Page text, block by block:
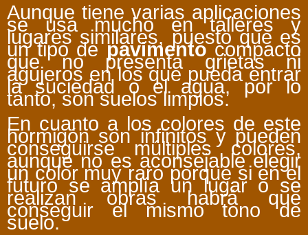
Aunque tiene varias aplicaciones
se usa mucho en talleres y
lugares similares, puesto que es
un tipo depavimentocompacto
que no presenta grietas ni
agujeros en los que pueda entrar
la suciedad o el agua, por lo
tanto, son suelos limpios.
En cuanto a los colores de este
hormigón son infinitos y pueden
conseguirse múltiples colores,
aunque no es aconsejable elegir
un color muy raro porque si en el
futuro se amplía un lugar o se
realizan obras habrá que
conseguir el mismo tono de
suelo.